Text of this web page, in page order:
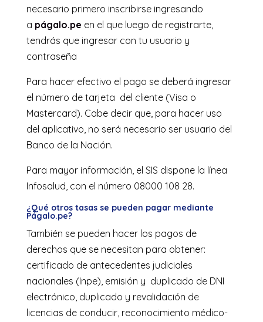
necesario primero inscribirse ingresando
a págalo.pe en el que luego de registrarte,
tendrás que ingresar con tu usuario y
contraseña
Para hacer efectivo el pago se deberá ingresar
el número de tarjeta del cliente (Visa o
Mastercard). Cabe decir que, para hacer uso
del aplicativo, no será necesario ser usuario del
Banco de la Nación.
Para mayor información, el SIS dispone la línea
Infosalud, con el número 08000 108 28.
¿Qué otros tasas se pueden pagar mediante
Págalo.pe?
También se pueden hacer los pagos de
derechos que se necesitan para obtener:
certificado de antecedentes judiciales
nacionales (Inpe), emisión y duplicado de DNI
electrónico, duplicado y revalidación de
licencias de conducir, reconocimiento médico-